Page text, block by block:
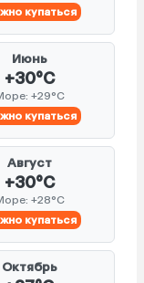
купаться
Июнь
+30°C
+29°C
купаться
Август
+30°C
+28°C
купаться
Октябрь